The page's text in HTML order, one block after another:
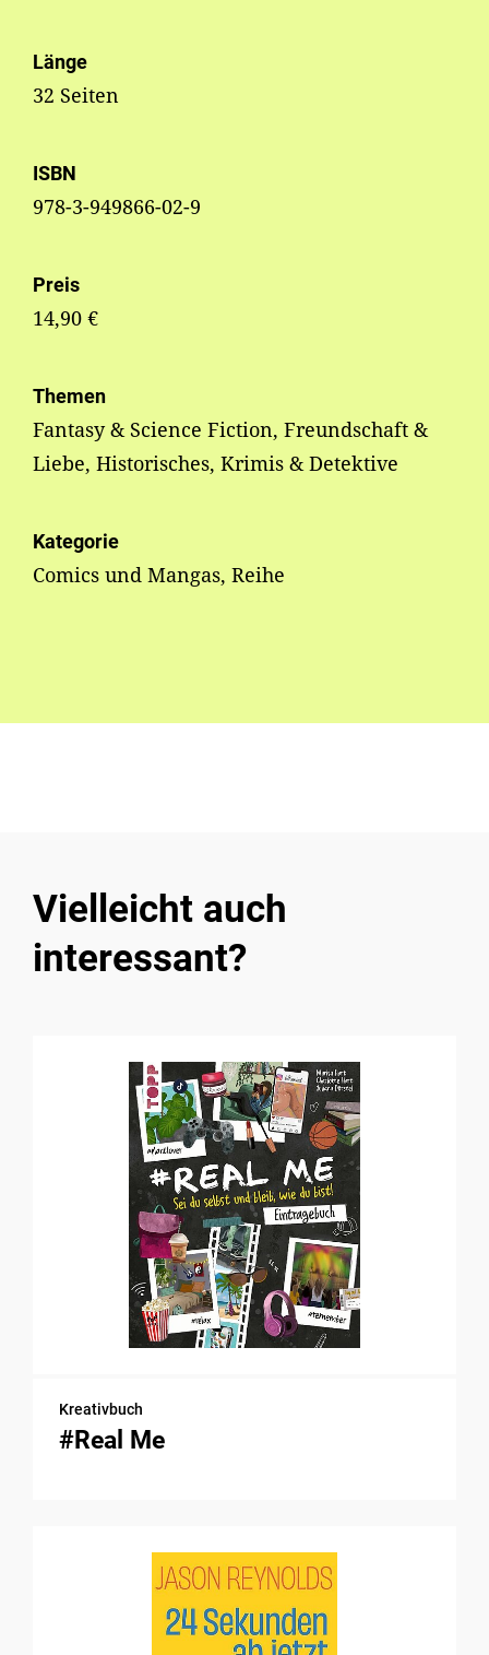
Länge
32 Seiten
ISBN
978-3-949866-02-9
Preis
14,90 €
Themen
Fantasy & Science Fiction, Freundschaft &
Liebe, Historisches, Krimis & Detektive
Kategorie
Comics und Mangas, Reihe
Vielleicht auch
interessant?
Kreativbuch
#Real Me